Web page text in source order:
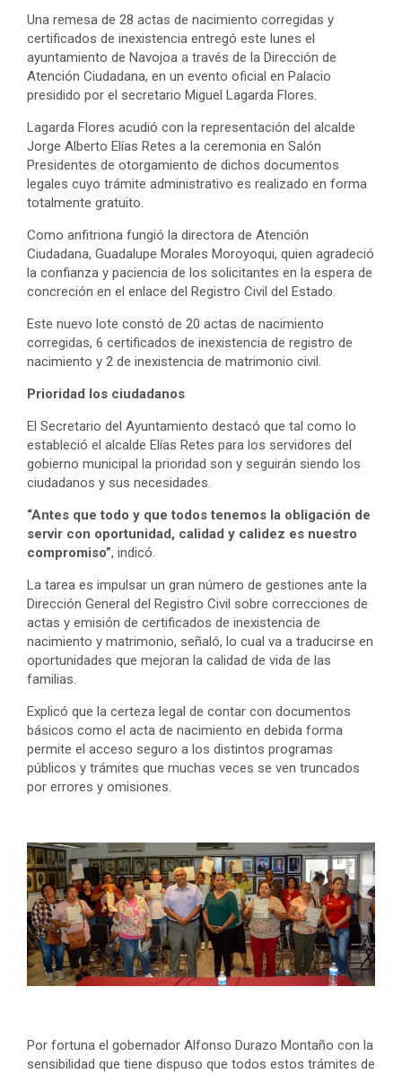
Una remesa de 28 actas de nacimiento corregidas y
certificados de inexistencia entregó este lunes el
ayuntamiento de Navojoa a través de la Dirección de
Atención Ciudadana, en un evento oficial en Palacio
presidido por el secretario Miguel Lagarda Flores.
Lagarda Flores acudió con la representación del alcalde
Jorge Alberto Elías Retes a la ceremonia en Salón
Presidentes de otorgamiento de dichos documentos
legales cuyo trámite administrativo es realizado en forma
totalmente gratuito.
Como anfitriona fungió la directora de Atención
Ciudadana, Guadalupe Morales Moroyoqui, quien agradeció
la confianza y paciencia de los solicitantes en la espera de
concreción en el enlace del Registro Civil del Estado.
Este nuevo lote constó de 20 actas de nacimiento
corregidas, 6 certificados de inexistencia de registro de
nacimiento y 2 de inexistencia de matrimonio civil.
Prioridad los ciudadanos
El Secretario del Ayuntamiento destacó que tal como lo
estableció el alcalde Elías Retes para los servidores del
gobierno municipal la prioridad son y seguirán siendo los
ciudadanos y sus necesidades.
“Antes que todo y que todos tenemos la obligación de
servir con oportunidad, calidad y calidez es nuestro
compromiso”, indicó.
La tarea es impulsar un gran número de gestiones ante la
Dirección General del Registro Civil sobre correcciones de
actas y emisión de certificados de inexistencia de
nacimiento y matrimonio, señaló, lo cual va a traducirse en
oportunidades que mejoran la calidad de vida de las
familias.
Explicó que la certeza legal de contar con documentos
básicos como el acta de nacimiento en debida forma
permite el acceso seguro a los distintos programas
públicos y trámites que muchas veces se ven truncados
por errores y omisiones.
Por fortuna el gobernador Alfonso Durazo Montaño con la
sensibilidad que tiene dispuso que todos estos trámites de